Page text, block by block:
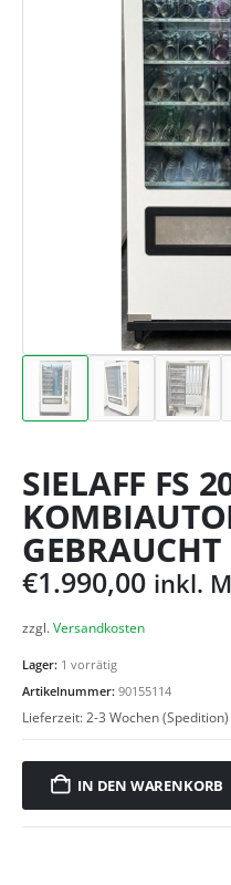
SIELAFF FS
EBRAUCHT
€1.990,00 inkl.
zzgl.Versandkosten
Lager: 1 vorrätig
Artikelnummer: 90155114
Lieferzeit:2-3 Wochen (Spedition)
IN DEN WARENKORB